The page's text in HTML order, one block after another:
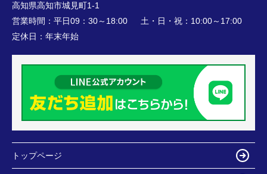
高知県高知市城見町1-1
営業時間： 平日09：30～18:00 土・日・祝：10:00～17:00
定休日： 年末年始
トップページ